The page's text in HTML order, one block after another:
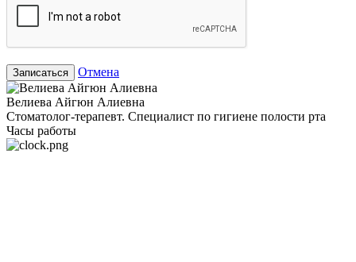
Записаться Отмена
Велиева Айгюн Алиевна
Стоматолог-терапевт. Специалист по гигиене полости рта
Часы работы